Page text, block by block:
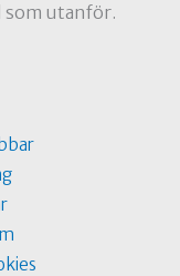
utanför.